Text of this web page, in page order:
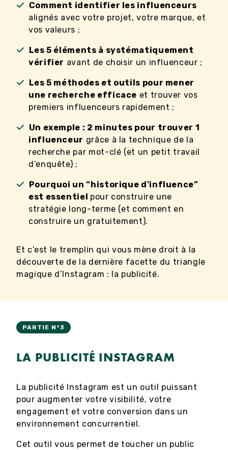
Comment identifier les influenceurs
alignés avec votre projet, votre marque, et
vos valeurs ;
Les 5 éléments à systématiquement
vérifier avant de choisir un influenceur ;
Les 5 méthodes et outils pour mener
une recherche efficace et trouver vos
premiers influenceurs rapidement ;
Un exemple : 2 minutes pour trouver 1
influenceur grâce à la technique de la
recherche par mot-clé (et un petit travail
d’enquête) ;
Pourquoi un “historique d’influence”
est essentiel pour construire une
stratégie long-terme (et comment en
construire un gratuitement).
Et c’est le tremplin qui vous mène droit à la
découverte de la dernière facette du triangle
magique d’Instagram : la publicité.
PARTIE N°3
LA PUBLICITÉ INSTAGRAM
La publicité Instagram est un outil puissant
pour augmenter votre visibilité, votre
engagement et votre conversion dans un
environnement concurrentiel.
Cet outil vous permet de toucher un public